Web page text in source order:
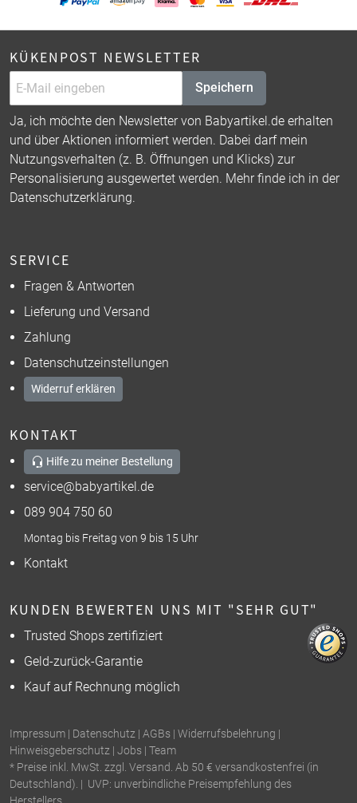
KÜKENPOST NEWSLETTER
Speichern
Ja, ich möchte den Newsletter von Babyartikel.de erhalten
und über Aktionen informiert werden. Dabei darf mein
Nutzungsverhalten (z. B. Öffnungen und Klicks) zur
Personalisierung ausgewertet werden. Mehr finde ich in der
Datenschutzerklärung.
SERVICE
Fragen & Antworten
Lieferung und Versand
Zahlung
Datenschutzeinstellungen
Widerruf erklären
KONTAKT
Hilfe zu meiner Bestellung
service@babyartikel.de
089 904 750 60
Montag bis Freitag von 9 bis 15 Uhr
Kontakt
KUNDEN BEWERTEN UNS MIT "SEHR GUT"
Trusted Shops zertifiziert
Geld-zurück-Garantie
Kauf auf Rechnung möglich
Impressum | Datenschutz | AGBs | Widerrufsbelehrung |
Hinweisgeberschutz | Jobs | Team
* Preise inkl. MwSt. zzgl. Versand. Ab 50 € versandkostenfrei (in
Deutschland). | UVP: unverbindliche Preisempfehlung des